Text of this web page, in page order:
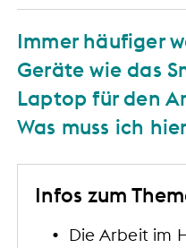
Immer häufiger
Geräte wie das
Laptop für den
Was muss ich
Infos zum
Die Arbeit im